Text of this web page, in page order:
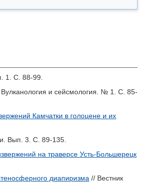
1. С. 88-99.
и сейсмология. № 1. С. 85-
Камчатки в голоцене и их
Вып. 3. С. 89-135.
на траверсе Усть-Большерецк
диапиризма // Вестник